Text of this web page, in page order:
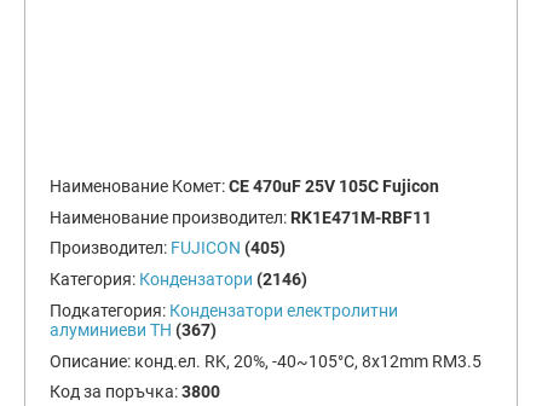
Наименование Комет:CE 470uF 25V 105C Fujicon
Наименование производител: RK1E471M-RBF11
Производител: FUJICON (405)
Категория: Кондензатори (2146)
Подкатегория: Кондензатори електролитни
алуминиеви TH (367)
Описание: конд.ел. RK, 20%, -40~105°C, 8x12mm RM3.5
Код за поръчка:3800